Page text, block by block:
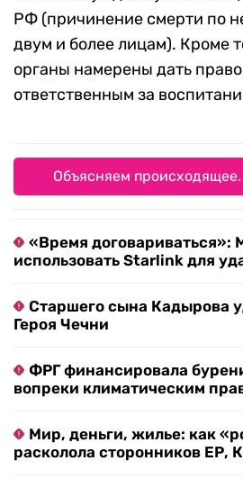
РФ (причинение смерти по
двум и более лицам). Кроме
органы намерены дать
ответственным за
Объясняем происходящее.
«Время договариваться»:
использовать Starlink для
Старшего сына Кадырова
Героя Чечни
ФРГ финансировала
вопреки климатическим
Мир, деньги, жилье: как
расколола сторонников